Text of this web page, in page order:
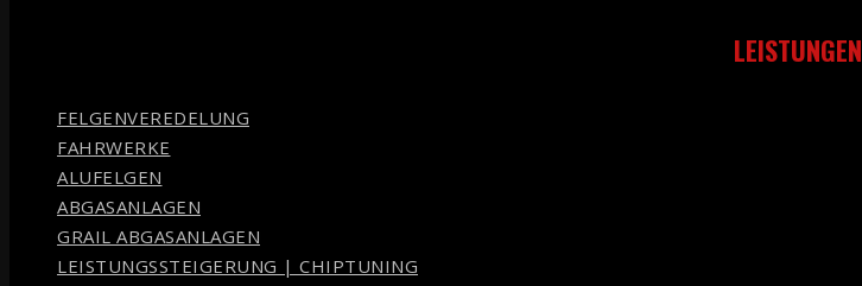
LEISTUNGEN
FELGENVEREDELUNG
FAHRWERKE
ALUFELGEN
ABGASANLAGEN
GRAIL ABGASANLAGEN
LEISTUNGSSTEIGERUNG | CHIPTUNING